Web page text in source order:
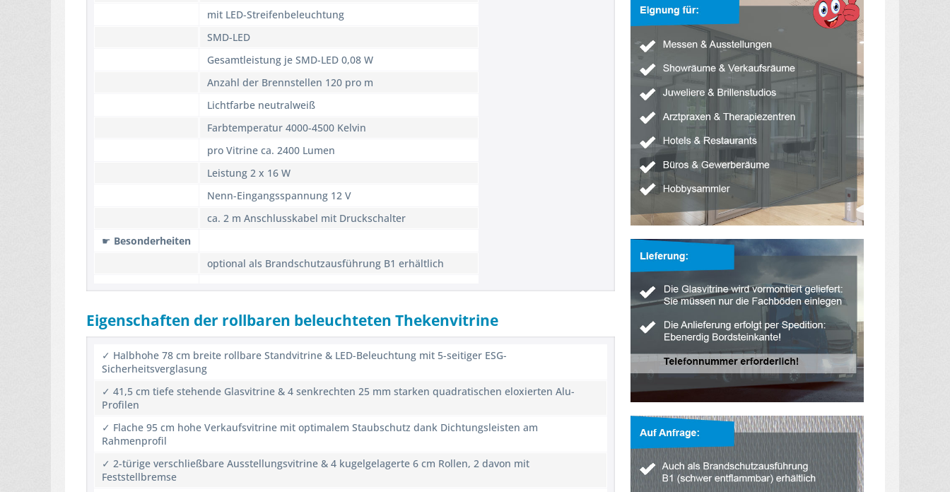
mit LED-Streifenbeleuchtung
SMD-LED
Gesamtleistung je SMD-LED 0,08 W
Anzahl der Brennstellen 120 pro m
Lichtfarbe neutralweiß
Farbtemperatur 4000-4500 Kelvin
pro Vitrine ca. 2400 Lumen
Leistung 2 x 16 W
Nenn-Eingangsspannung 12 V
ca. 2 m Anschlusskabel mit Druckschalter
☛ Besonderheiten
optional als Brandschutzausführung B1 erhältlich
Eigenschaften der rollbaren beleuchteten Thekenvitrine
✓ Halbhohe 78 cm breite rollbare Standvitrine & LED-Beleuchtung mit 5-seitiger ESG-
Sicherheitsverglasung
✓ 41,5 cm tiefe stehende Glasvitrine & 4 senkrechten 25 mm starken quadratischen eloxierten Alu-
Profilen
✓ Flache 95 cm hohe Verkaufsvitrine mit optimalem Staubschutz dank Dichtungsleisten am
Rahmenprofil
✓ 2-türige verschließbare Ausstellungsvitrine & 4 kugelgelagerte 6 cm Rollen, 2 davon mit
Feststellbremse